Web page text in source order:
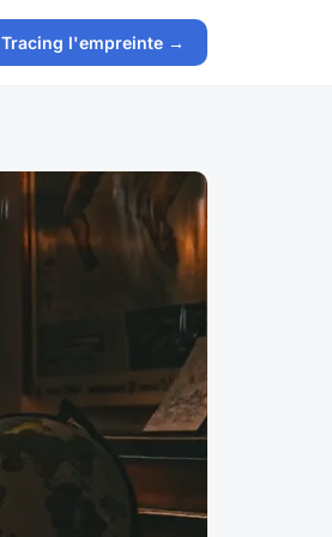
Tracing l'empreinte →